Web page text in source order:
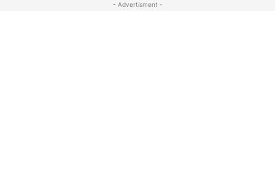
- Advertisment -